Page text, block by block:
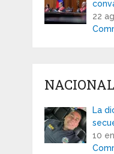
22
La
10